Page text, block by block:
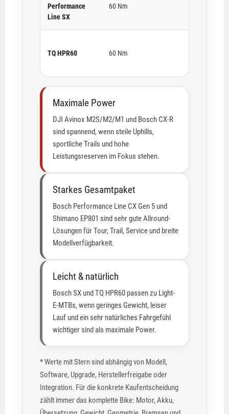
Performance
Line SX
60 Nm
TQ HPR60 60 Nm
Maximale Power
DJI Avinox M2S/M2/M1 und Bosch CX-R
sind spannend, wenn steile Uphills,
sportliche Trails und hohe
Leistungsreserven im Fokus stehen.
Starkes Gesamtpaket
Bosch Performance Line CX Gen 5 und
Shimano EP801 sind sehr gute Allround-
Lösungen für Tour, Trail, Service und breite
Modellverfügbarkeit.
Leicht & natürlich
Bosch SX und TQ HPR60 passen zu Light-
E-MTBs, wenn geringes Gewicht, leiser
Lauf und ein sehr natürliches Fahrgefühl
wichtiger sind als maximale Power.
* Werte mit Stern sind abhängig von Modell,
Software, Upgrade, Herstellerfreigabe oder
Integration. Für die konkrete Kaufentscheidung
zählt immer das komplette Bike: Motor, Akku,